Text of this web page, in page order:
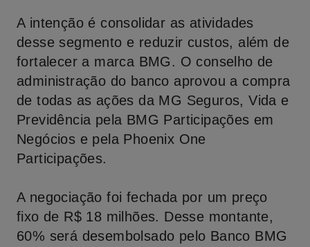
A intenção é consolidar as atividades
desse segmento e reduzir custos, além de
fortalecer a marca BMG. O conselho de
administração do banco aprovou a compra
de todas as ações da MG Seguros, Vida e
Previdência pela BMG Participações em
Negócios e pela Phoenix One
Participações.
A negociação foi fechada por um preço
fixo de R$ 18 milhões. Desse montante,
60% será desembolsado pelo Banco BMG